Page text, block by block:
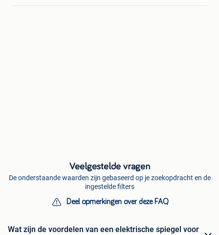
Veelgestelde vragen
De onderstaande waarden zijn gebaseerd op je zoekopdracht en de
ingestelde filters
Deel opmerkingen over deze FAQ
Wat zijn de voordelen van een elektrische spiegel voor